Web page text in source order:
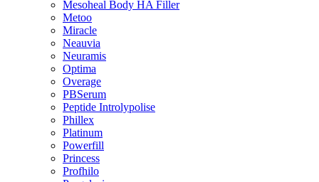
Mesoheal Body HA Filler
Metoo
Miracle
Neauvia
Neuramis
Optima
Overage
PBSerum
Peptide Introlypolise
Phillex
Platinum
Powerfill
Princess
Profhilo